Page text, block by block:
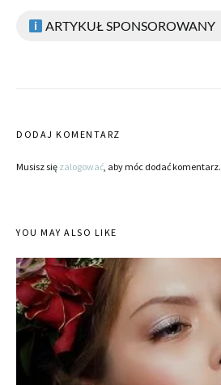
ARTYKUŁ SPONSOROWANY
DODAJ KOMENTARZ
Musisz się zalogować , aby móc dodać komentarz.
YOU MAY ALSO LIKE